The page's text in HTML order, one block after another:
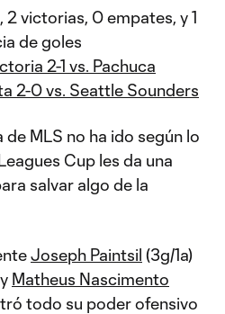
2 victorias, 0 empates, y 1
de goles
2-1 vs. Pachuca
2-0 vs. Seattle Sounders
MLS no ha ido según lo
Cup les da una
salvar algo de la
Joseph Paintsil (3g/1a)
Matheus Nascimento
todo su poder ofensivo